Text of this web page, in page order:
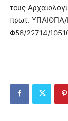
τους
πρωτ.
Φ56/22714/